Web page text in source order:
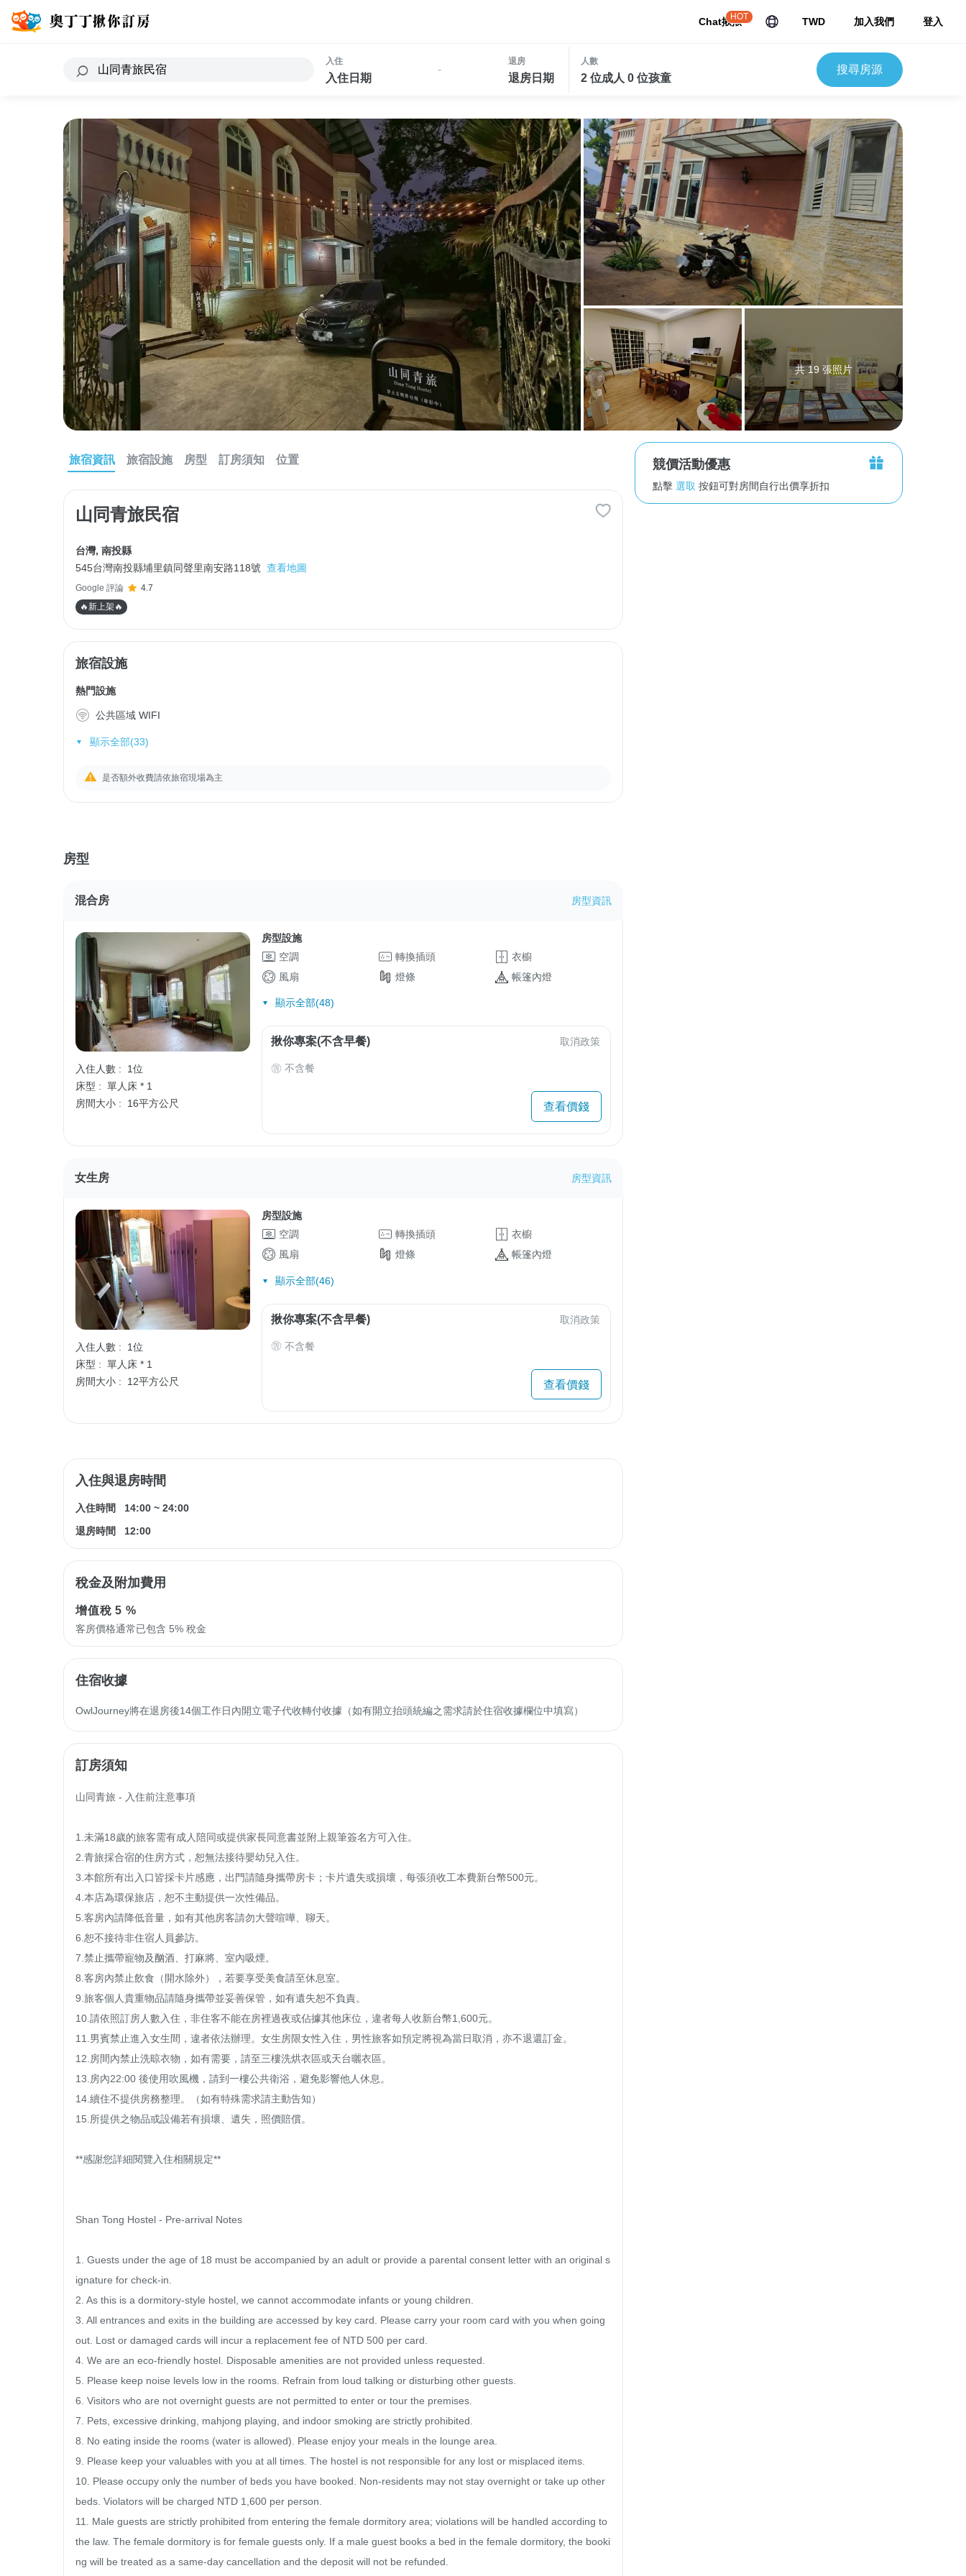
Chat揪揪
HOT TWD 加入我們 登入
入住
入住日期
-
退房
退房日期
人數
2 位成人 0 位孩童
搜尋房源
共 19 張照片
旅宿資訊 旅宿設施 房型 訂房須知 位置
山同青旅民宿
台灣, 南投縣
545台灣南投縣埔里鎮同聲里南安路118號 查看地圖
Google 評論
4.7
🔥新上架🔥
旅宿設施
熱門設施
公共區域 WIFI
顯示全部(33)
是否額外收費請依旅宿現場為主
房型
混合房 房型資訊
入住人數 :
1位
床型 : 單人床 * 1
房間大小 :
16平方公尺
房型設施
空調
轉換插頭
衣櫥
風扇
燈條 帳篷內燈
顯示全部(48)
揪你專案(不含早餐) 取消政策
不含餐
查看價錢
女生房 房型資訊
入住人數 :
1位
床型 : 單人床 * 1
房間大小 :
12平方公尺
房型設施
空調
轉換插頭
衣櫥
風扇
燈條 帳篷內燈
顯示全部(46)
揪你專案(不含早餐) 取消政策
不含餐
查看價錢
入住與退房時間
入住時間 14:00 ~ 24:00
退房時間
12:00
稅金及附加費用
增值稅5 %
客房價格通常已包含 5% 稅金
住宿收據
OwlJourney將在退房後14個工作日內開立電子代收轉付收據（如有開立抬頭統編之需求請於住宿收據欄位中填寫）
訂房須知
山同青旅 - 入住前注意事項
1.未滿18歲的旅客需有成人陪同或提供家長同意書並附上親筆簽名方可入住。
2.青旅採合宿的住房方式，恕無法接待嬰幼兒入住。
3.本館所有出入口皆採卡片感應，出門請隨身攜帶房卡；卡片遺失或損壞，每張須收工本費新台幣500元。
4.本店為環保旅店，恕不主動提供一次性備品。
5.客房內請降低音量，如有其他房客請勿大聲喧嘩、聊天。
6.恕不接待非住宿人員參訪。
7.禁止攜帶寵物及酗酒、打麻將、室內吸煙。
8.客房內禁止飲食（開水除外），若要享受美食請至休息室。
9.旅客個人貴重物品請隨身攜帶並妥善保管，如有遺失恕不負責。
10.請依照訂房人數入住，非住客不能在房裡過夜或佔據其他床位，違者每人收新台幣1,600元。
11.男賓禁止進入女生間，違者依法辦理。女生房限女性入住，男性旅客如預定將視為當日取消，亦不退還訂金。
12.房間內禁止洗晾衣物，如有需要，請至三樓洗烘衣區或天台曬衣區。
13.房內22:00 後使用吹風機，請到一樓公共衛浴，避免影響他人休息。
14.續住不提供房務整理。（如有特殊需求請主動告知）
15.所提供之物品或設備若有損壞、遺失，照價賠償。
**感謝您詳細閱覽入住相關規定**
Shan Tong Hostel - Pre-arrival Notes
1. Guests under the age of 18 must be accompanied by an adult or provide a parental consent letter with an original s
ignature for check-in.
2. As this is a dormitory-style hostel, we cannot accommodate infants or young children.
3. All entrances and exits in the building are accessed by key card. Please carry your room card with you when going
out. Lost or damaged cards will incur a replacement fee of NTD 500 per card.
4. We are an eco-friendly hostel. Disposable amenities are not provided unless requested.
5. Please keep noise levels low in the rooms. Refrain from loud talking or disturbing other guests.
6. Visitors who are not overnight guests are not permitted to enter or tour the premises.
7. Pets, excessive drinking, mahjong playing, and indoor smoking are strictly prohibited.
8. No eating inside the rooms (water is allowed). Please enjoy your meals in the lounge area.
9. Please keep your valuables with you at all times. The hostel is not responsible for any lost or misplaced items.
10. Please occupy only the number of beds you have booked. Non-residents may not stay overnight or take up other
beds. Violators will be charged NTD 1,600 per person.
11. Male guests are strictly prohibited from entering the female dormitory area; violations will be handled according to
the law. The female dormitory is for female guests only. If a male guest books a bed in the female dormitory, the booki
ng will be treated as a same-day cancellation and the deposit will not be refunded.
競價活動優惠
點擊 選取 按鈕可對房間自行出價享折扣